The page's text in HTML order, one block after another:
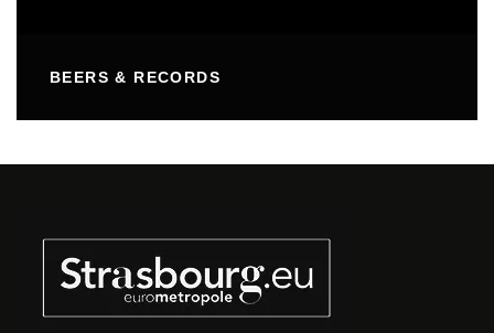
BEERS & RECORDS